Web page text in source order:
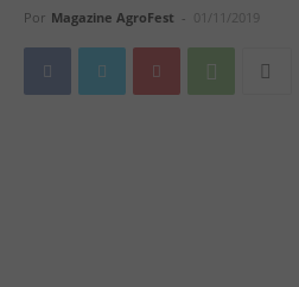
Por Magazine AgroFest - 01/11/2019